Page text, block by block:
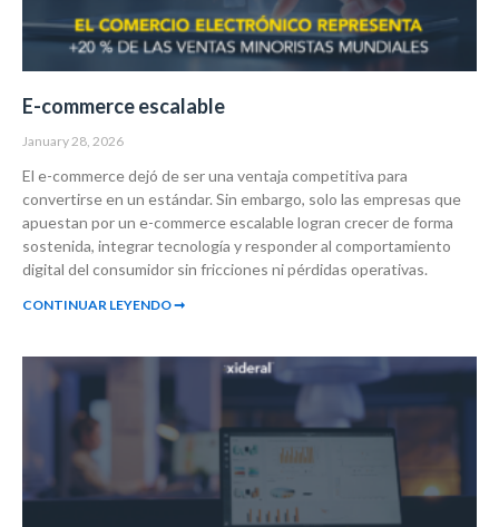
E-commerce escalable
January 28, 2026
El e-commerce dejó de ser una ventaja competitiva para
convertirse en un estándar. Sin embargo, solo las empresas que
apuestan por un e-commerce escalable logran crecer de forma
sostenida, integrar tecnología y responder al comportamiento
digital del consumidor sin fricciones ni pérdidas operativas.
CONTINUAR LEYENDO ➞